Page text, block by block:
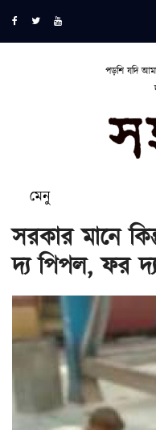
পড়শি যদি
মেনু
সরকার মানে
দ্য পিপল, ফর